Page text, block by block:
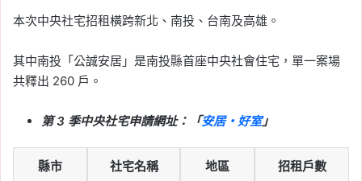
本次中央社宅招租橫跨新北、南投、台南及高雄。
其中南投「公誠安居」是南投縣首座中央社會住宅，單一案場
共釋出 260 戶。
第 3 季中央社宅申請網址：「安居・好室」
縣市 社宅名稱 地區 招租戶數